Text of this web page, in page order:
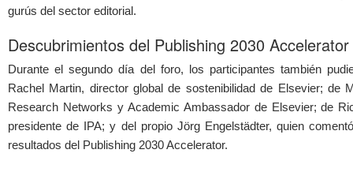
gurús del sector editorial.
Descubrimientos del Publishing 2030 Accelerator
Durante el segundo día del foro, los participantes también
Rachel Martin, director global de sostenibilidad de Elsevier; de
Research Networks y Academic Ambassador de Elsevier; de
presidente de IPA; y del propio Jörg Engelstädter, quien
resultados del Publishing 2030 Accelerator.